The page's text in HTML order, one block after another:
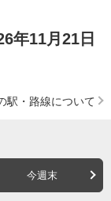
年11月21日
駅・路線について
今週末